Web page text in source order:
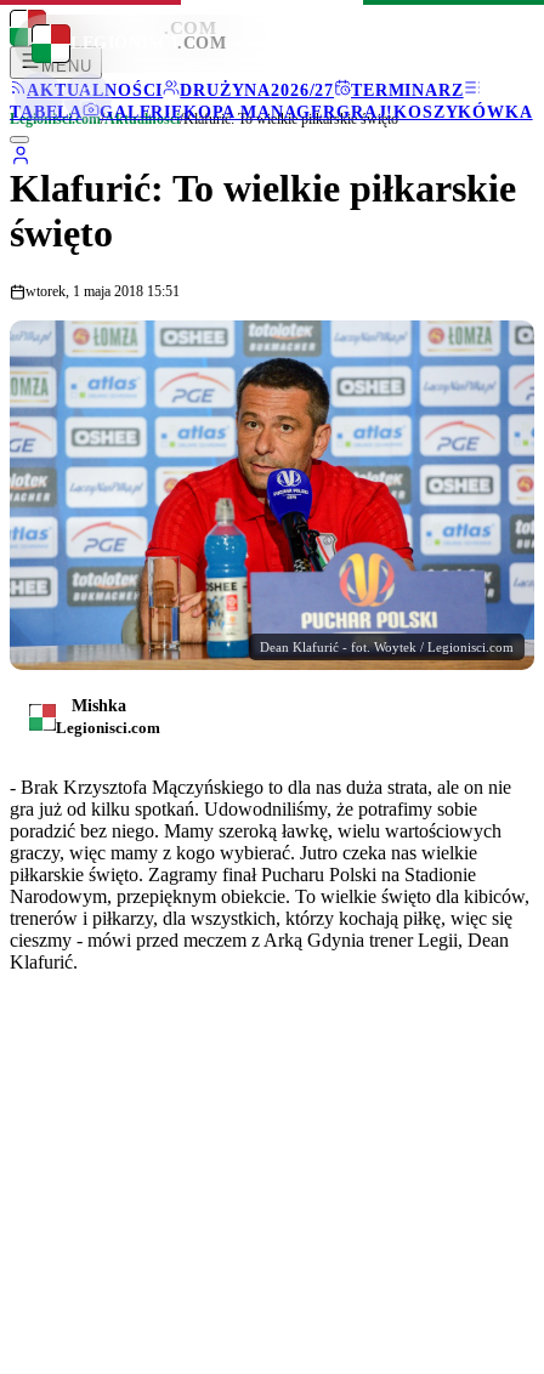
LEGIONISCI .COM
MENU
AKTUALNOŚCI
DRUŻYNA2026/27
TERMINARZ
TABELA
GALERIEKOPA MANAGERGRAJ!KOSZYKÓWKA
LEGIONISCI .COM
Legionisci.com/Aktualności/Klafurić: To wielkie piłkarskie święto
Klafurić: To wielkie piłkarskie
święto
wtorek, 1 maja 2018 15:51
Dean Klafurić - fot. Woytek / Legionisci.com
Mishka
Legionisci.com
- Brak Krzysztofa Mączyńskiego to dla nas duża strata, ale on nie
gra już od kilku spotkań. Udowodniliśmy, że potrafimy sobie
poradzić bez niego. Mamy szeroką ławkę, wielu wartościowych
graczy, więc mamy z kogo wybierać. Jutro czeka nas wielkie
piłkarskie święto. Zagramy finał Pucharu Polski na Stadionie
Narodowym, przepięknym obiekcie. To wielkie święto dla kibiców,
trenerów i piłkarzy, dla wszystkich, którzy kochają piłkę, więc się
cieszmy - mówi przed meczem z Arką Gdynia trener Legii, Dean
Klafurić.